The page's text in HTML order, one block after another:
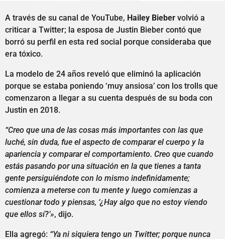
A través de su canal de YouTube, Hailey Bieber volvió a
criticar a Twitter; la esposa de Justin Bieber contó que
borró su perfil en esta red social porque consideraba que
era tóxico.
La modelo de 24 años reveló que eliminó la aplicación
porque se estaba poniendo ‘muy ansiosa’ con los trolls que
comenzaron a llegar a su cuenta después de su boda con
Justin en 2018.
“Creo que una de las cosas más importantes con las que
luché, sin duda, fue el aspecto de comparar el cuerpo y la
apariencia y comparar el comportamiento. Creo que cuando
estás pasando por una situación en la que tienes a tanta
gente persiguiéndote con lo mismo indefinidamente;
comienza a meterse con tu mente y luego comienzas a
cuestionar todo y piensas, ‘¿Hay algo que no estoy viendo
que ellos sí?’», dijo.
Ella agregó: “Ya ni siquiera tengo un Twitter; porque nunca